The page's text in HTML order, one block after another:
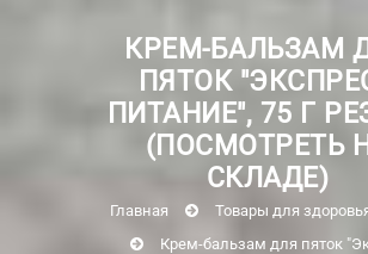
КРЕМ-БАЛЬЗАМ
ПЯТОК
ПИТАНИЕ", 75 Г
(ПОСМОТРЕТЬ
СКЛАДЕ)
Главная
Товары для
Крем-бальзам для пяток